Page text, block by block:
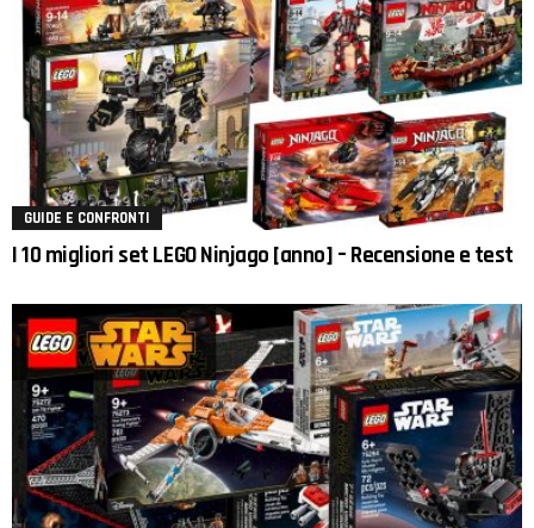
GUIDE E CONFRONTI
I 10 migliori set LEGO Ninjago [anno] – Recensione e test